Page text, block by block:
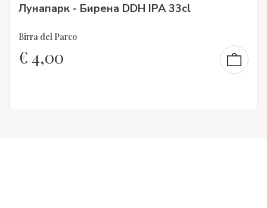
Лунапарк - Бирена DDH IPA 33cl
Birra del Parco
€4,00